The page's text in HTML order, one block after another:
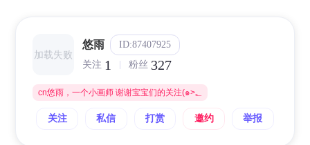
加载失败
悠雨
ID:87407925
关注 1 粉丝 327
cn悠雨，一个小画师 谢谢宝宝们的关注(๑>؂
关注 私信 打赏 邀约 举报